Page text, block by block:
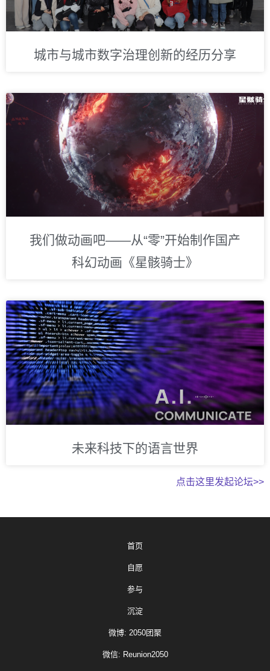
城市与城市数字治理创新的经历分享
我们做动画吧——从“零”开始制作国产
科幻动画《星骸骑士》
未来科技下的语言世界
点击这里发起论坛>>
首页
自愿
参与
沉淀
微博: 2050团聚
微信: Reunion2050